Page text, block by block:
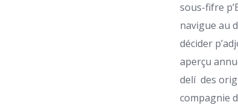
sous-fifre
navigue au
décider
aperçu
delí des
compagnie